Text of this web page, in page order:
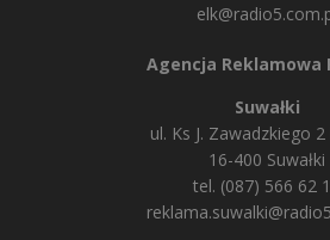
Agencja Reklamowa
Suwałki
ul. Ks J. Zawadzkiego 2
16-400 Suwałki
tel. (087) 566 62